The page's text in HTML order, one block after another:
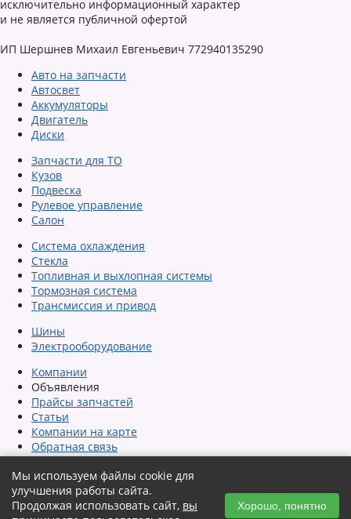
Мы используем файлы cookie для
улучшения работы сайта.
Продолжая использовать сайт, вы
Хорошо, понятно
исключительно информационный характер
и не является публичной офертой
ИП Шершнев Михаил Евгеньевич 772940135290
Авто на запчасти
Автосвет
Аккумуляторы
Двигатель
Диски
Запчасти для ТО
Кузов
Подвеска
Рулевое управление
Салон
Система охлаждения
Стекла
Топливная и выхлопная системы
Тормозная система
Трансмиссия и привод
Шины
Электрооборудование
Компании
Объявления
Прайсы запчастей
Статьи
Компании на карте
Обратная связь
Сообщить об ошибке
Карта сайта
Помощь
Автозагрузка объявлений